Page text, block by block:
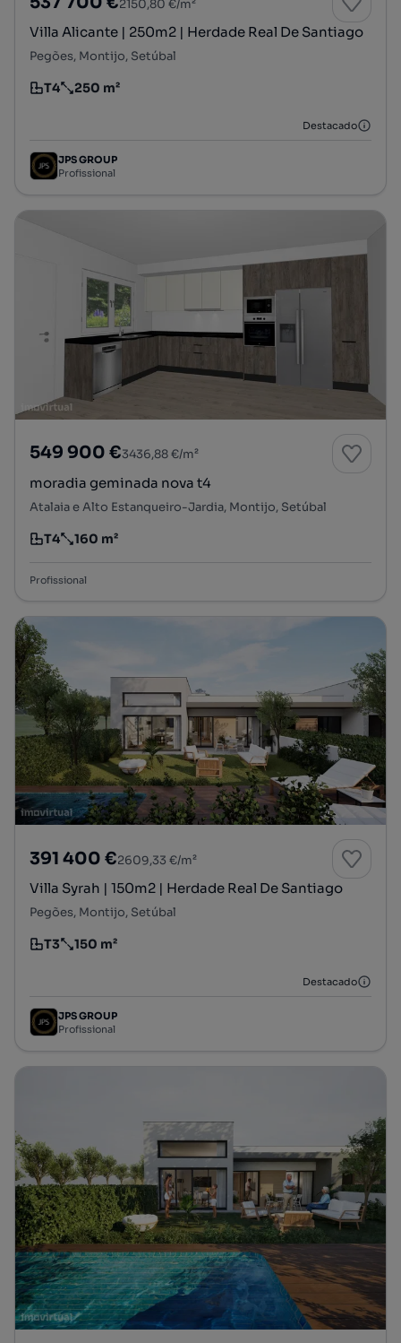
2150,80 €/m²
Villa Alicante | 250m2 | Herdade Real De Santiago
Pegões, Montijo, Setúbal
Tipologia
T4
Preço por metro quadrado
250 m²
Destacado
JPS GROUP
Profissional
549 900 €3436,88 €/m²
moradia geminada nova t4
Atalaia e Alto Estanqueiro-Jardia, Montijo, Setúbal
Tipologia
T4
Preço por metro quadrado
160 m²
Profissional
391 400 €2609,33 €/m²
Villa Syrah | 150m2 | Herdade Real De Santiago
Pegões, Montijo, Setúbal
Tipologia
T3
Preço por metro quadrado
150 m²
Destacado
JPS GROUP
Profissional